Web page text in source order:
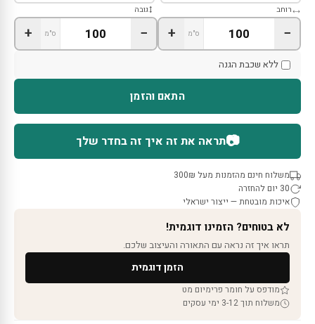
רוחב
− ס"מ +
גובה
− ס"מ +
ללא שכבת הגנה
התאם והזמן
📷תראה את זה איך זה בחדר שלך
משלוח חינם מהזמנות מעל 300₪
30 יום להחזרה
איכות מובטחת — ייצור ישראלי
לא בטוחים? הזמינו דוגמית!
תראו איך זה נראה עם התאורה והעיצוב שלכם.
הזמן דוגמית
מודפס על חומר פרימיום מט
משלוח תוך 3-12 ימי עסקים